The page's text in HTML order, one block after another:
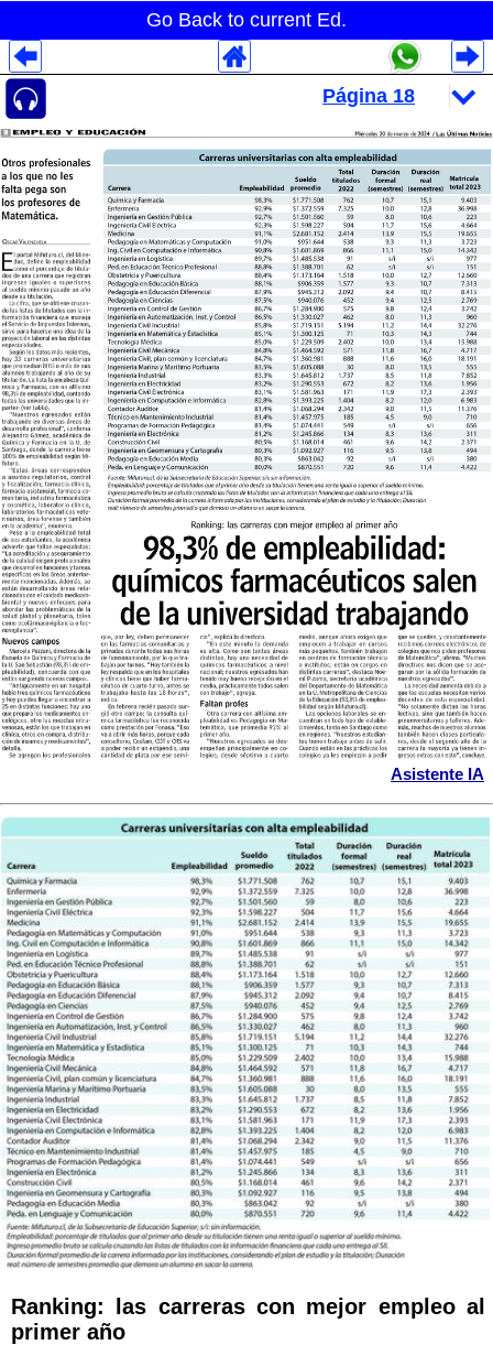
Go Back to current Ed.
Asistente IA
Ranking: las carreras con mejor empleo al
primer año
Despliegues Analytics
Despliegues Totales
Despliegues por Rubros